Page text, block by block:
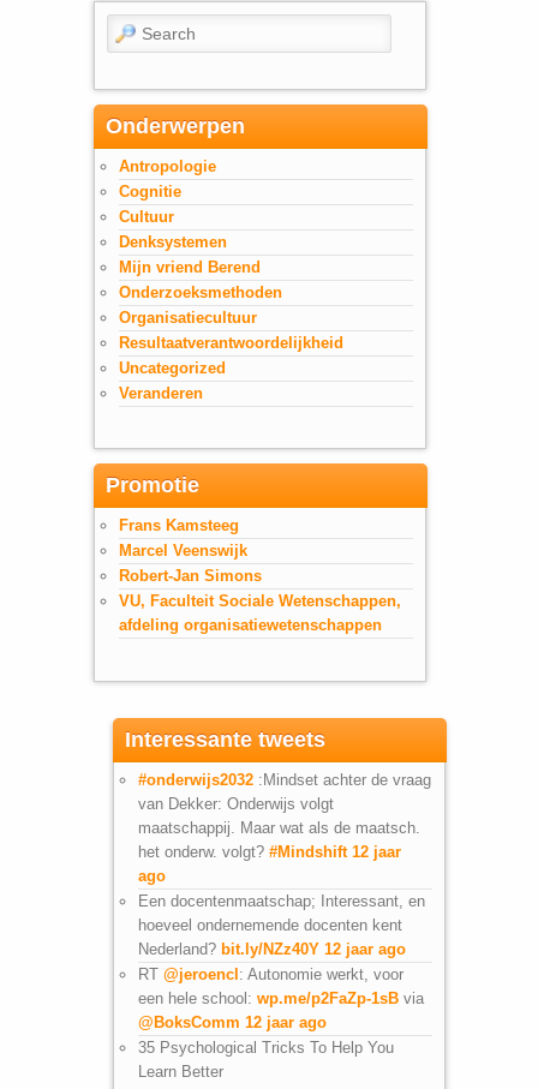
Search
Onderwerpen
Antropologie
Cognitie
Cultuur
Denksystemen
Mijn vriend Berend
Onderzoeksmethoden
Organisatiecultuur
Resultaatverantwoordelijkheid
Uncategorized
Veranderen
Promotie
Frans Kamsteeg
Marcel Veenswijk
Robert-Jan Simons
VU, Faculteit Sociale Wetenschappen,
afdeling organisatiewetenschappen
Interessante tweets
#onderwijs2032 :Mindset achter de vraag
van Dekker: Onderwijs volgt
maatschappij. Maar wat als de maatsch.
het onderw. volgt? #Mindshift 12 jaar
ago
Een docentenmaatschap; Interessant, en
hoeveel ondernemende docenten kent
Nederland? bit.ly/NZz40Y 12 jaar ago
RT @jeroencl: Autonomie werkt, voor
een hele school: wp.me/p2FaZp-1sB via
@BoksComm 12 jaar ago
35 Psychological Tricks To Help You
Learn Better